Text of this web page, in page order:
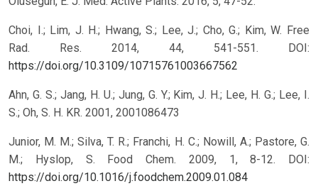
Choi, I.; Lim, J. H.; Hwang, S.; Lee, J.; Cho, G.; Kim, W. Free
Rad. Res. 2014, 44, 541-551. DOI:
https://doi.org/10.3109/10715761003667562
Ahn, G. S.; Jang, H. U.; Jung, G. Y.; Kim, J. H.; Lee, H. G.; Lee, I.
S.; Oh, S. H. KR. 2001, 2001086473
Junior, M. M.; Silva, T. R.; Franchi, H. C.; Nowill, A.; Pastore, G.
M.; Hyslop, S. Food Chem. 2009, 1, 8-12. DOI:
https://doi.org/10.1016/j.foodchem.2009.01.084